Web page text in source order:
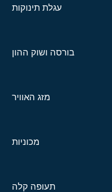
עגלת תינוקות
בורסה ושוק ההון
מזג האוויר
מכוניות
תעופה קלה